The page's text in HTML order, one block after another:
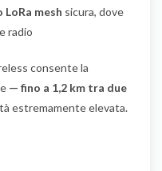
mesh sicura, dove
radio
consente la
— fino a 1,2 km tra due
estremamente elevata.